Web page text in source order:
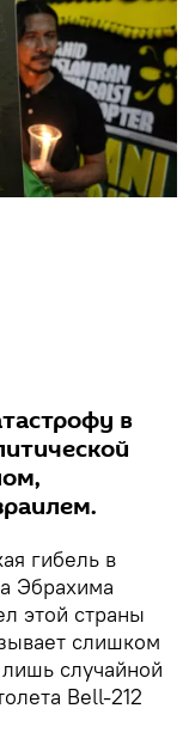
в
гибель в
Эбрахима
этой страны
слишком
случайной
Bell-212